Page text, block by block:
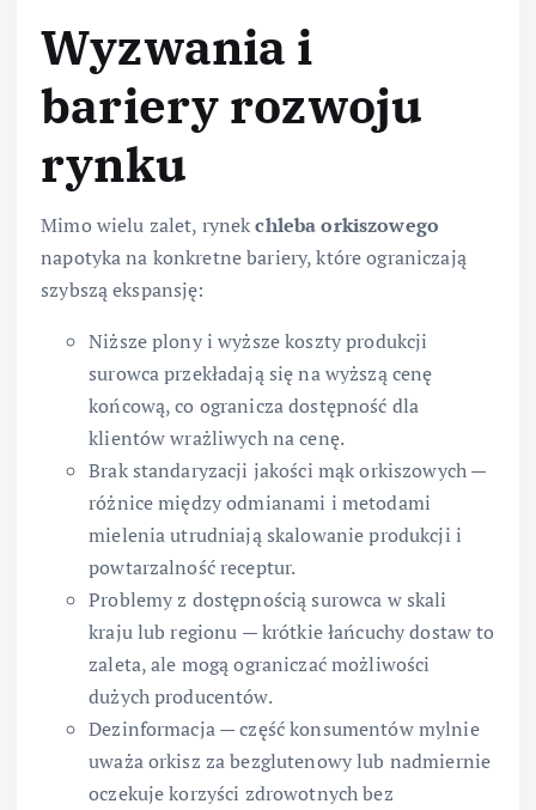
Wyzwania i
bariery rozwoju
rynku
Mimo wielu zalet, rynekchleba orkiszowego
napotyka na konkretne bariery, które ograniczają
szybszą ekspansję:
Niższe plony i wyższe koszty produkcji
surowca przekładają się na wyższą cenę
końcową, co ogranicza dostępność dla
klientów wrażliwych na cenę.
Brak standaryzacji jakości mąk orkiszowych —
różnice między odmianami i metodami
mielenia utrudniają skalowanie produkcji i
powtarzalność receptur.
Problemy z dostępnością surowca w skali
kraju lub regionu — krótkie łańcuchy dostaw to
zaleta, ale mogą ograniczać możliwości
dużych producentów.
Dezinformacja — część konsumentów mylnie
uważa orkisz za bezglutenowy lub nadmiernie
oczekuje korzyści zdrowotnych bez